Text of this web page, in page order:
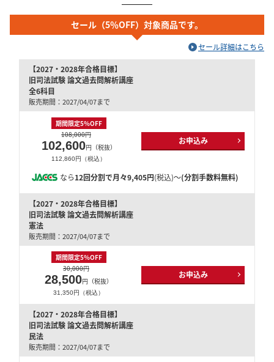
セール（5％OFF）対象商品です。
セール詳細はこちら
【2027・2028年合格目標】
旧司法試験 論文過去問解析講座
全6科目
販売期間：2027/04/07まで
期間限定5％OFF
108,000円
102,600円（税抜）
112,860円（税込）
お申込み
なら12回分割で月々9,405円(税込)～(分割手数料無料)
【2027・2028年合格目標】
旧司法試験 論文過去問解析講座
憲法
販売期間：2027/04/07まで
期間限定5％OFF
30,000円
28,500円（税抜）
31,350円（税込）
お申込み
【2027・2028年合格目標】
旧司法試験 論文過去問解析講座
民法
販売期間：2027/04/07まで